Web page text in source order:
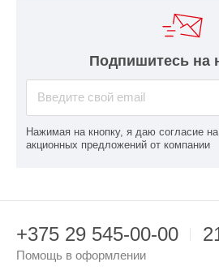
Подпишитесь на
Нажимая на кнопку, я даю согласие
акционных предложений от компании
+375 29 545-00-00
Помощь в оформлении